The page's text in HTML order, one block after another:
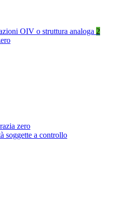
OIV o struttura analoga 2
zero
soggette a controllo